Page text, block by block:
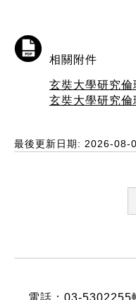
相關附件
玄奘大學研究倫
玄奘大學研究
最後更新日期: 2026-08-
電話：03-